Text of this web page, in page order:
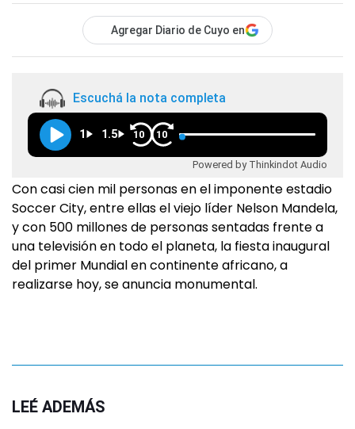
Agregar Diario de Cuyo en
Escuchá la nota completa
1 1.5 10 10
Powered by Thinkindot Audio
Con casi cien mil personas en el imponente estadio
Soccer City, entre ellas el viejo líder Nelson Mandela,
y con 500 millones de personas sentadas frente a
una televisión en todo el planeta, la fiesta inaugural
del primer Mundial en continente africano, a
realizarse hoy, se anuncia monumental.
LEÉ ADEMÁS